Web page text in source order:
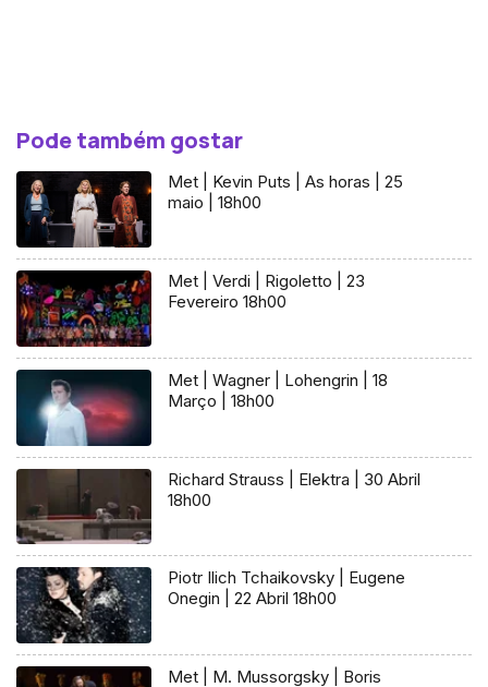
Pode também gostar
Met | Kevin Puts | As horas | 25
maio | 18h00
Met | Verdi | Rigoletto | 23
Fevereiro 18h00
Met | Wagner | Lohengrin | 18
Março | 18h00
Richard Strauss | Elektra | 30 Abril
18h00
Piotr Ilich Tchaikovsky | Eugene
Onegin | 22 Abril 18h00
Met | M. Mussorgsky | Boris